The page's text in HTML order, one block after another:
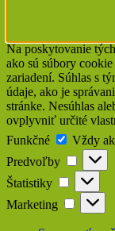
Na poskytovanie
ako sú súbory
zariadení. Súhlas s
údaje, ako je
stránke. Nesúhlas
ovplyvniť určité
Funkčné
Funkčné
Vždy
Predvoľby
Štatistiky Štatistiky
Marketing